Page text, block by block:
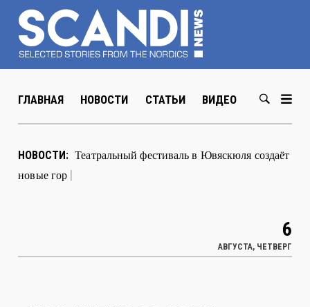
ГЛАВНАЯ НОВОСТИ СТАТЬИ ВИДЕО ABOUT US
НОВОСТИ: В Хельсинки открылась выстав|
АВГУСТА, ЧЕТВЕРГ